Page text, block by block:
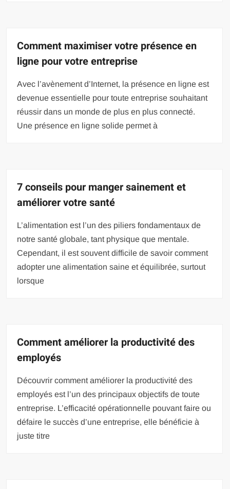
Comment maximiser votre présence en
ligne pour votre entreprise
Avec l’avènement d’Internet, la présence en ligne est
devenue essentielle pour toute entreprise souhaitant
réussir dans un monde de plus en plus connecté.
Une présence en ligne solide permet à
7 conseils pour manger sainement et
améliorer votre santé
L’alimentation est l’un des piliers fondamentaux de
notre santé globale, tant physique que mentale.
Cependant, il est souvent difficile de savoir comment
adopter une alimentation saine et équilibrée, surtout
lorsque
Comment améliorer la productivité des
employés
Découvrir comment améliorer la productivité des
employés est l’un des principaux objectifs de toute
entreprise. L’efficacité opérationnelle pouvant faire ou
défaire le succès d’une entreprise, elle bénéficie à
juste titre